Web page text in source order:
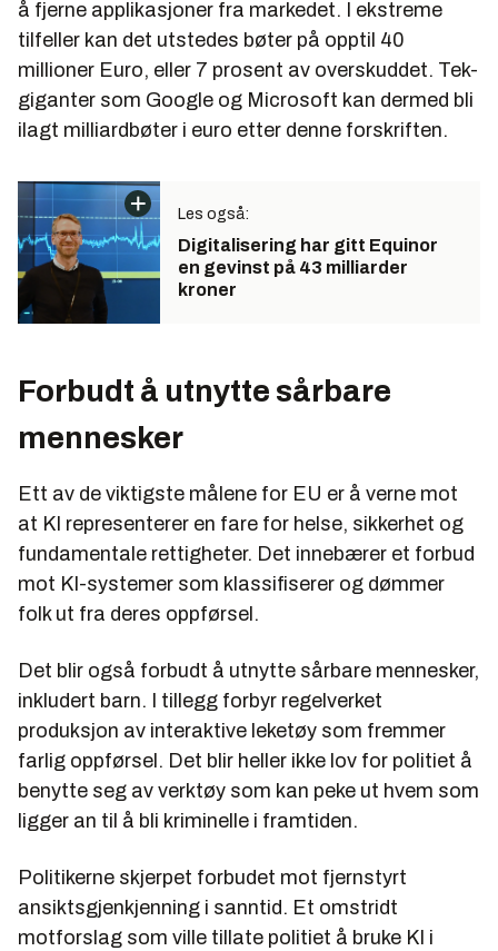
å fjerne applikasjoner fra markedet. I ekstreme
tilfeller kan det utstedes bøter på opptil 40
millioner Euro, eller 7 prosent av overskuddet. Tek-
giganter som Google og Microsoft kan dermed bli
ilagt milliardbøter i euro etter denne forskriften.
Les også:
Digitalisering har gitt Equinor
en gevinst på 43 milliarder
kroner
Forbudt å utnytte sårbare
mennesker
Ett av de viktigste målene for EU er å verne mot
at KI representerer en fare for helse, sikkerhet og
fundamentale rettigheter. Det innebærer et forbud
mot KI-systemer som klassifiserer og dømmer
folk ut fra deres oppførsel.
Det blir også forbudt å utnytte sårbare mennesker,
inkludert barn. I tillegg forbyr regelverket
produksjon av interaktive leketøy som fremmer
farlig oppførsel. Det blir heller ikke lov for politiet å
benytte seg av verktøy som kan peke ut hvem som
ligger an til å bli kriminelle i framtiden.
Politikerne skjerpet forbudet mot fjernstyrt
ansiktsgjenkjenning i sanntid. Et omstridt
motforslag som ville tillate politiet å bruke KI i